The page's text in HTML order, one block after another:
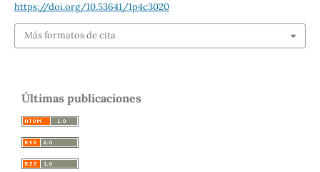
https://doi.org/10.53641/1p4c3020
Más formatos de cita
Últimas publicaciones